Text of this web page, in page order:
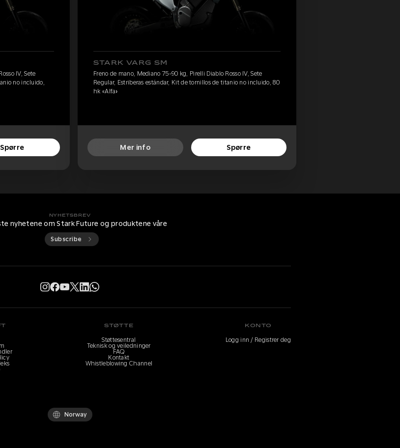
IV, Sete
no incluido,
Spørre
STARK VARG SM
Freno de mano, Mediano 75-90 kg, Pirelli Diablo Rosso IV, Sete
Regular, Estriberas estándar, Kit de tornillos de titanio no incluido, 80
hk «Alfa»
Mer info Spørre
NYHETSBREV
nyhetene om Stark Future og produktene våre
Subscribe
STØTTE
Støttesentral
Teknisk og veiledninger
FAQ
Kontakt
Whistleblowing Channel
KONTO
Logg inn / Registrer deg
Norway